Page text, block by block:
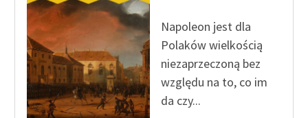
twórców przechodzących
do domeny publicznej,
lektur szkolnych oraz
Starego Testamentu
Odkurzamy bohaterów
Szkoła Poezji Wolnych
Napoleon jest dla
Polaków wielkością
niezaprzeczoną bez
wzglę­du na to, co im
da czy...